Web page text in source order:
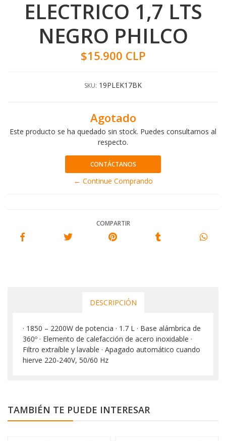
ELECTRICO 1,7 LTS
NEGRO PHILCO
$15.900 CLP
SKU: 19PLEK17BK
Agotado
Este producto se ha quedado sin stock. Puedes consultarnos al
respecto.
CONTÁCTANOS
← Continue Comprando
COMPARTIR
DESCRIPCIÓN
· 1850 – 2200W de potencia · 1.7 L · Base alámbrica de
360º · Elemento de calefacción de acero inoxidable ·
Filtro extraíble y lavable · Apagado automático cuando
hierve 220-240V, 50/60 Hz
TAMBIÉN TE PUEDE INTERESAR